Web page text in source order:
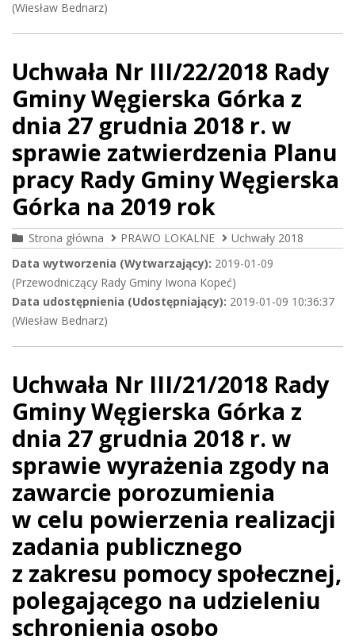
(Wiesław Bednarz)
Uchwała Nr III/22/2018 Rady
Gminy Węgierska Górka z
dnia 27 grudnia 2018 r. w
sprawie zatwierdzenia Planu
pracy Rady Gminy Węgierska
Górka na 2019 rok
Strona główna PRAWO LOKALNE
Uchwały 2018
Data wytworzenia (Wytwarzający): 2019-01-09
(Przewodniczący Rady Gminy Iwona Kopeć)
Data udostępnienia (Udostępniający): 2019-01-09 10:36:37
(Wiesław Bednarz)
Uchwała Nr III/21/2018 Rady
Gminy Węgierska Górka z
dnia 27 grudnia 2018 r. w
sprawie wyrażenia zgody na
zawarcie porozumienia
w celu powierzenia realizacji
zadania publicznego
z zakresu pomocy społecznej,
polegającego na udzieleniu
schronienia osobo